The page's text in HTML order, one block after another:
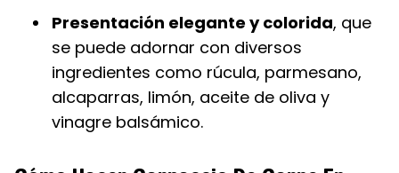
Presentación elegante y colorida, que
se puede adornar con diversos
ingredientes como rúcula, parmesano,
alcaparras, limón, aceite de oliva y
vinagre balsámico.